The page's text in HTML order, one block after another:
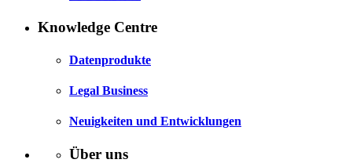
Knowledge Centre
Datenprodukte
Legal Business
Neuigkeiten und Entwicklungen
Über uns